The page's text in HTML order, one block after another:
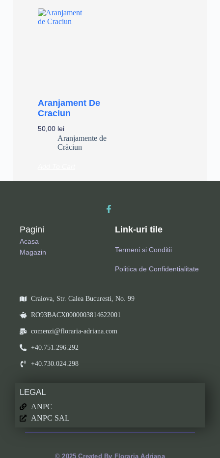
Aranjament De
Craciun
50,00 lei
Aranjamente de
Crăciun
Pagini
Acasa
Magazin
Link-uri tile
Termeni si Conditii
Politica de Confidentialitate
Craiova, Str. Calea Bucuresti, No. 99
RO93BACX0000003814622001
comenzi@floraria-adriana.com
+40.751.296.292
+40.730.024.298
LEGAL
ANPC
ANPC SAL
© 2025 Created By Floraria Adriana